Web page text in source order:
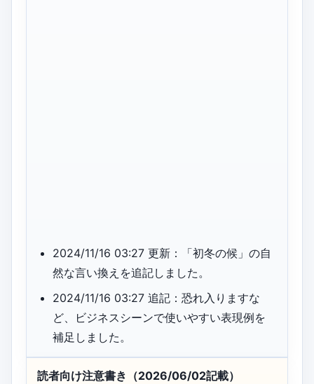
2024/11/16 03:27 更新：「初冬の候」の自
然な言い換えを追記しました。
2024/11/16 03:27 追記：恐れ入りますな
ど、ビジネスシーンで使いやすい表現例を
補足しました。
読者向け注意書き（2026/06/02記載）